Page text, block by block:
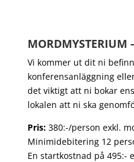
MORDMYSTERIUM
Vi kommer ut dit ni
konferensanläggning
det viktigt att ni bokar
lokalen att ni ska
Pris: 380:-/person exkl.
Minimidebitering 12
En startkostnad på 495:-